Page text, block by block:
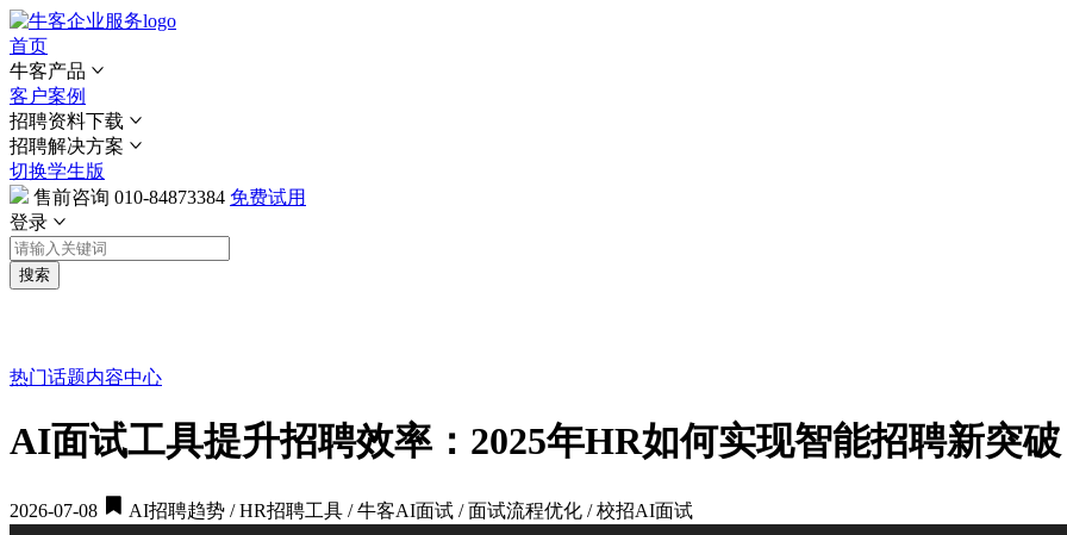
首页
牛客产品
客户案例
招聘资料下载
招聘解决方案
切换学生版
售前咨询 010-84873384 免费试用
登录
搜索
热门话题内容中心
AI面试工具提升招聘效率：2025年HR如何实现智能招聘新突破
2026-07-08 AI招聘趋势 / HR招聘工具 / 牛客AI面试 / 面试流程优化 / 校招AI面试